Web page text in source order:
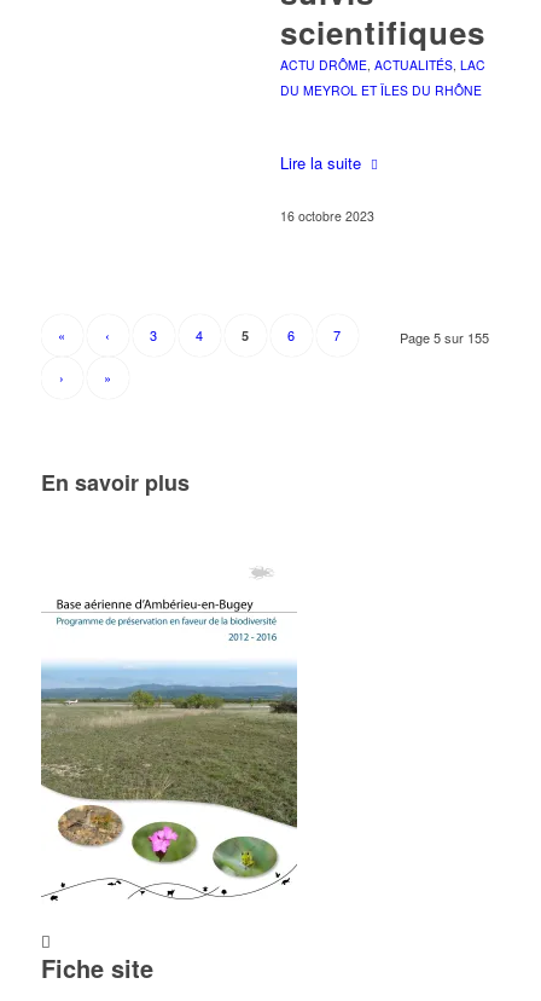
scientifiques
ACTU DRÔME, ACTUALITÉS, LAC
DU MEYROL ET ÎLES DU RHÔNE
Lire la suite
16 octobre 2023
Page 5 sur 155
« ‹ 3 4 5 6 7
› »
En savoir plus
Fiche site